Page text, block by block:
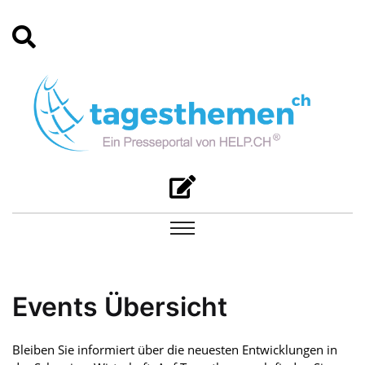
Events Übersicht
Bleiben Sie informiert über die neuesten Entwicklungen in